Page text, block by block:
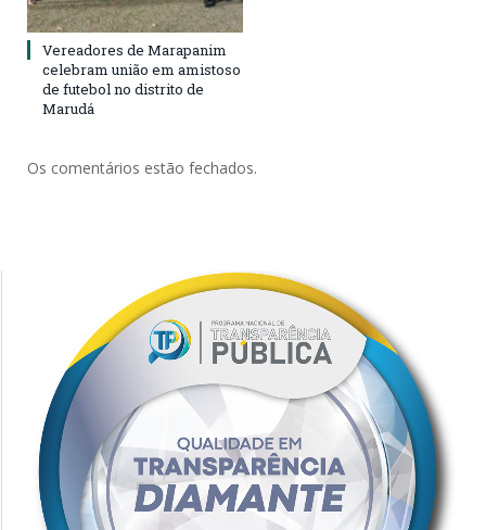
Vereadores de Marapanim
celebram união em amistoso
de futebol no distrito de
Marudá
Os comentários estão fechados.